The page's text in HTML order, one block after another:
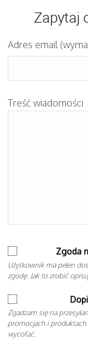
Zapytaj
Adres email
Treść wiadomości
Zgoda
Użytkownik ma pełen
zgodę. Jak to zrobić
Zgadzam się na
promocjach i
wycofać.